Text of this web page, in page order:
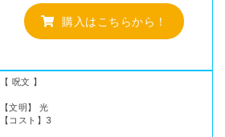
購入はこちらから！
【 呪文 】
【文明】 光
【コスト】3